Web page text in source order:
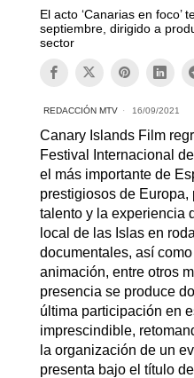
El acto ‘Canarias en foco’
septiembre, dirigido a
sector
REDACCIÓN MTV 16/09/2021
Canary Islands Film
Festival Internacional
el más importante de
prestigiosos de Europa,
talento y la experiencia
local de las Islas en
documentales, así
animación, entre otros
presencia se produce
última participación en
imprescindible,
la organización de un
presenta bajo el título